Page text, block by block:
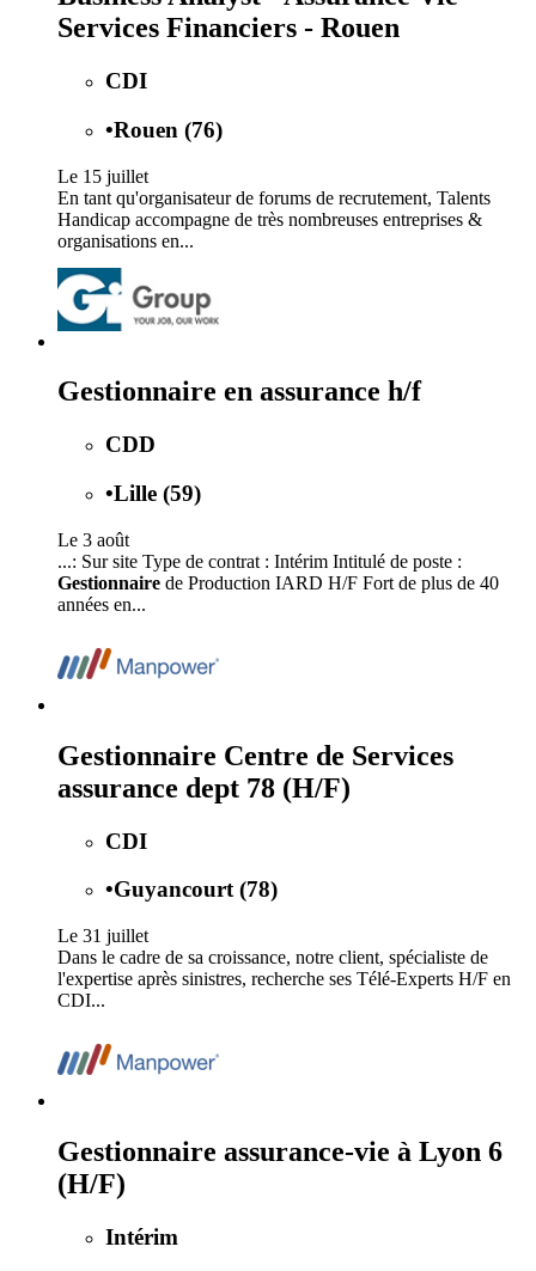
Services Financiers - Rouen
CDI
•Rouen (76)
Le 15 juillet
En tant qu'organisateur de forums de recrutement, Talents
Handicap accompagne de très nombreuses entreprises &
organisations en...
Gestionnaire en assurance h/f
CDD
•Lille (59)
Le 3 août
...: Sur site Type de contrat : Intérim Intitulé de poste :
Gestionnaire de Production IARD H/F Fort de plus de 40
années en...
Gestionnaire Centre de Services
assurance dept 78 (H/F)
CDI
•Guyancourt (78)
Le 31 juillet
Dans le cadre de sa croissance, notre client, spécialiste de
l'expertise après sinistres, recherche ses Télé-Experts H/F en
CDI...
Gestionnaire assurance-vie à Lyon 6
(H/F)
Intérim